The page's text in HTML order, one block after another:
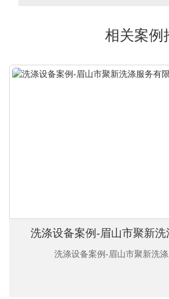
相关案例
洗涤设备案例-眉山市聚新洗
洗涤设备案例-眉山市聚新洗